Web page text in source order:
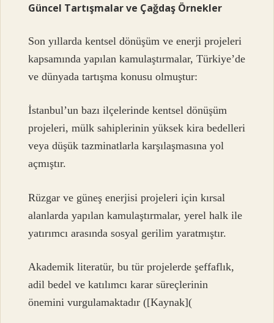
Güncel Tartışmalar ve Çağdaş Örnekler
Son yıllarda kentsel dönüşüm ve enerji projeleri
kapsamında yapılan kamulaştırmalar, Türkiye’de
ve dünyada tartışma konusu olmuştur:
İstanbul’un bazı ilçelerinde kentsel dönüşüm
projeleri, mülk sahiplerinin yüksek kira bedelleri
veya düşük tazminatlarla karşılaşmasına yol
açmıştır.
Rüzgar ve güneş enerjisi projeleri için kırsal
alanlarda yapılan kamulaştırmalar, yerel halk ile
yatırımcı arasında sosyal gerilim yaratmıştır.
Akademik literatür, bu tür projelerde şeffaflık,
adil bedel ve katılımcı karar süreçlerinin
önemini vurgulamaktadır ([Kaynak](